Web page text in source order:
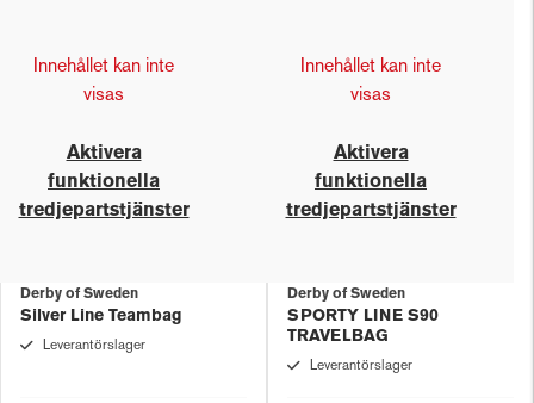
Innehållet kan inte
visas
Aktivera
funktionella
tredjepartstjänster
Derby of Sweden
Silver Line Teambag
Leverantörslager
Innehållet kan inte
visas
Aktivera
funktionella
tredjepartstjänster
Derby of Sweden
SPORTY LINE S90
TRAVELBAG
Leverantörslager